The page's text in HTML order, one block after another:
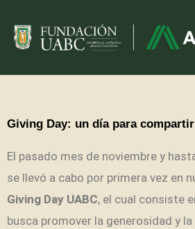
Giving Day: un día para compartir
El pasado mes de noviembre y
se llevó a cabo por primera vez en
Giving Day UABC, el cual consiste
busca promover la generosidad y